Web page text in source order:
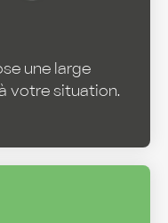
une large
votre situation.